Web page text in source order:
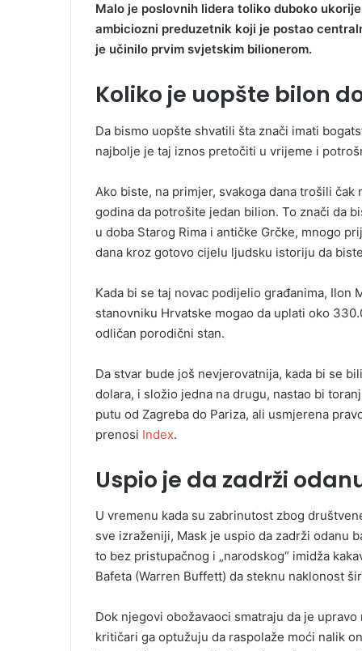
Malo je poslovnih lidera toliko duboko
ambiciozni preduzetnik koji je postao
je učinilo prvim svjetskim bilionerom.
Koliko je uopšte bilon
Da bismo uopšte shvatili šta znači imati
najbolje je taj iznos pretočiti u vrijeme i
Ako biste, na primjer, svakoga dana trošili
godina da potrošite jedan bilion. To znači da
u doba Starog Rima i antičke Grčke, mnogo
dana kroz gotovo cijelu ljudsku istoriju da
Kada bi se taj novac podijelio građanima,
stanovniku Hrvatske mogao da uplati oko
odličan porodični stan.
Da stvar bude još nevjerovatnija, kada bi se
dolara, i složio jedna na drugu, nastao bi
putu od Zagreba do Pariza, ali usmjerena
prenosi Index.
Uspio je da zadrži
U vremenu kada su zabrinutost zbog
sve izraženiji, Mask je uspio da zadrži odanu
to bez pristupačnog i „narodskog“ imidža
Bafeta (Warren Buffett) da steknu naklonost
Dok njegovi obožavaoci smatraju da je
kritičari ga optužuju da raspolaže moći nalik